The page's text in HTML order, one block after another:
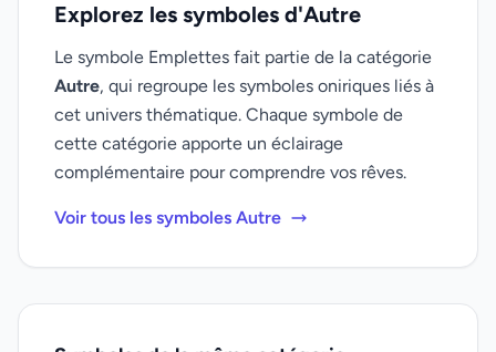
Explorez les symboles d'Autre
Le symbole Emplettes fait partie de la catégorie
Autre, qui regroupe les symboles oniriques liés à
cet univers thématique. Chaque symbole de
cette catégorie apporte un éclairage
complémentaire pour comprendre vos rêves.
Voir tous les symboles Autre